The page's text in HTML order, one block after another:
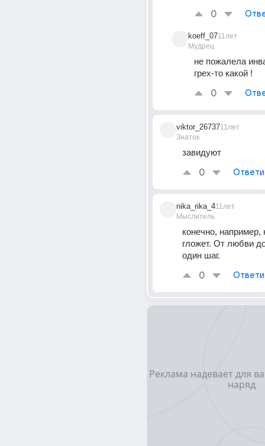
0
koeff_07
Мудрец
11лет
не пожалела
грех-то какой !
0
viktor_26737
Знаток
11лет
завидуют
0
nika_rika_4
Мыслитель
11лет
конечно, например,
гложет. От любви
один шаг.
0